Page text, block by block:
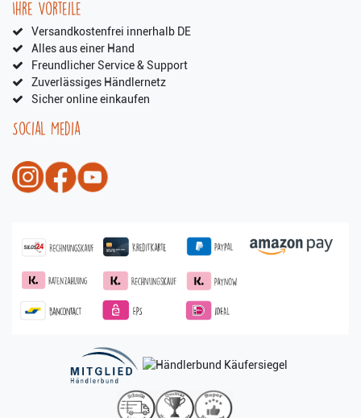
Ihre Vorteile
Versandkostenfrei innerhalb DE
Alles aus einer Hand
Freundlicher Service & Support
Zuverlässiges Händlernetz
Sicher online einkaufen
Social Media